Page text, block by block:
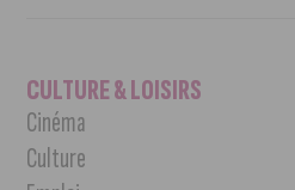
CULTURE & LOISIRS
Cinéma
Culture